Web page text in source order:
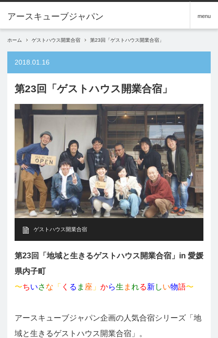
menu
アースキューブジャパン
ホーム ゲストハウス開業合宿 第23回「ゲストハウス開業合宿」
2018.01.16
第23回「ゲストハウス開業合宿」
ゲストハウス開業合宿
第23回「地域と生きるゲストハウス開業合宿」in 愛媛
県内子町
〜ちいさ な 「 く る ま 座 」 から生 ま れる新しい物語〜
アースキューブジャパン企画の人気合宿シリーズ「地
域と生きるゲストハウス開業合宿」。